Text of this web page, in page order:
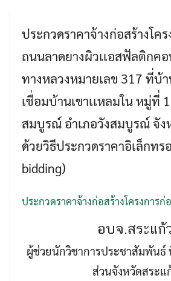
Search
for:
ประกวดราคาจ้างก่อสร้างโคร
ถนนลาดยางผิวเเอสฟัลติกคอ
ทางหลวงหมายเลข 317 ที่บ้า
เชื่อมบ้านเขาเเหลมใน หมู่ที่
สมบูรณ์ อำเภอวังสมบูรณ์ จัง
ด้วยวิธีประกวดราคาอิเล็กทร
bidding)
ประกวดราคาจ้างก่อสร้างโครงการก่
อบจ.สระแก้
ผู้ช่วยนักวิชาการประชาสัมพันธ์
ส่วนจังหวัดสระแ